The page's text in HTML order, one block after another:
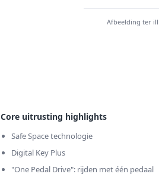
Afbeelding ter
Core uitrusting highlights
Safe Space technologie
Digital Key Plus
"One Pedal Drive": rijden met één pedaal